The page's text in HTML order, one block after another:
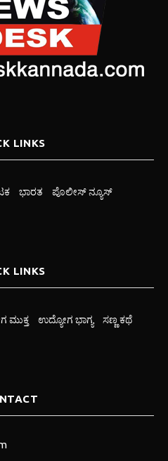
LINKS
ಭಾರತ
ಪೊಲೀಸ್ ನ್ಯೂಸ್
LINKS
ಮುಕ್ತ ಉದ್ಯೋಗ ಭಾಗ್ಯ
ಸಣ್ಣ ಕಥೆ